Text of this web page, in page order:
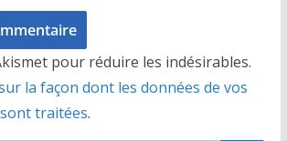
pour réduire les indésirables.
la façon dont les données de vos
traitées.